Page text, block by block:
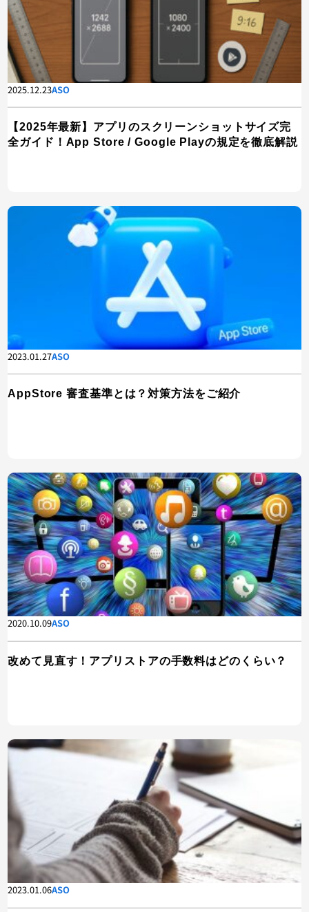
2025.12.23ASO
【2025年最新】アプリのスクリーンショットサイズ完
全ガイド！App Store / Google Playの規定を徹底解説
2023.01.27ASO
AppStore 審査基準とは？対策方法をご紹介
2020.10.09ASO
改めて見直す！アプリストアの手数料はどのくらい？
2023.01.06ASO